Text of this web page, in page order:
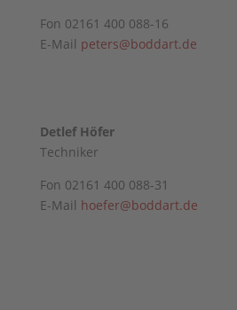
Fon 02161 400 088-16
E-Mail peters@boddart.de
Detlef Höfer
Techniker
Fon 02161 400 088-31
E-Mail hoefer@boddart.de